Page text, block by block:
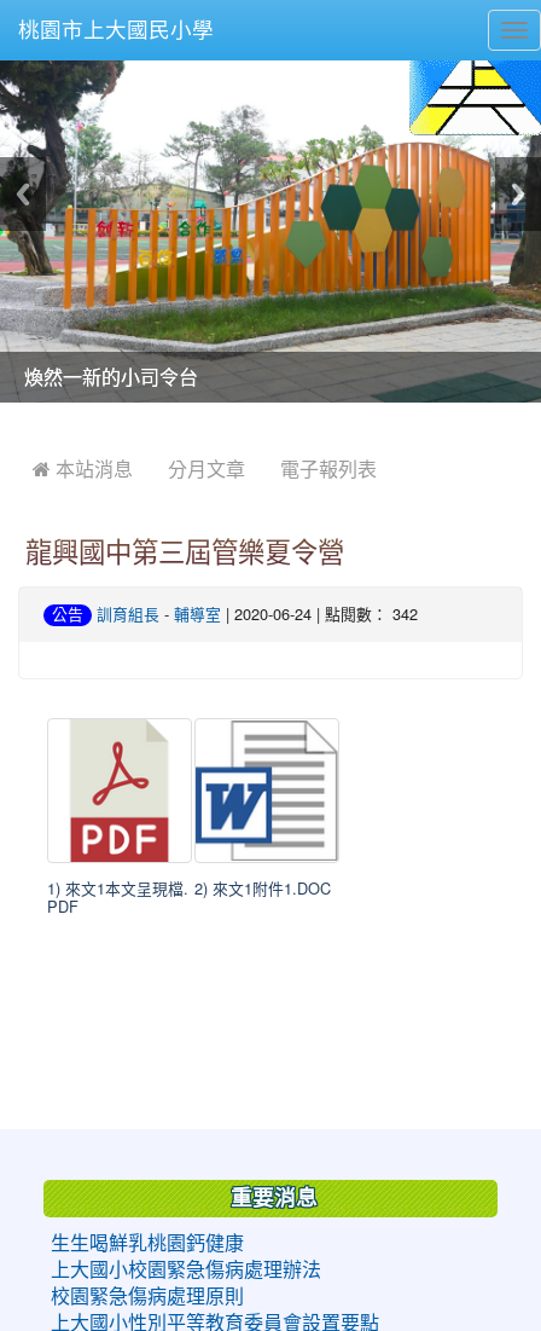
桃園市上大國民小學
美麗的操場是我們活力的來源
美麗的操場是我們活力的來源
煥然一新的小司令台
煥然一新的小司令台
富含桃園埤塘田園風光意象的中廊
富含桃園埤塘田園風光意象的中廊
嶄新的中庭廣場
嶄新的中庭廣場
水生池生生不息
水生池生生不息
 本站消息 分月文章 電子報列表
龍興國中第三屆管樂夏令營
公告 訓育組長 - 輔導室 | 2020-06-24 | 點閱數： 342
1) 來文1本文呈現檔.
PDF
2) 來文1附件1.DOC
重要消息
生生喝鮮乳桃園鈣健康
上大國小校園緊急傷病處理辦法
校園緊急傷病處理原則
上大國小性別平等教育委員會設置要點